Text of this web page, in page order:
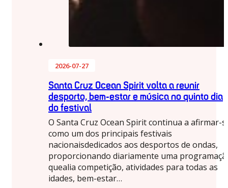
2026-07-27
Santa Cruz Ocean Spirit volta a reunir
desporto, bem-estar e música no quinto dia
do festival
O Santa Cruz Ocean Spirit continua a afirmar-
como um dos principais festivais
nacionaisdedicados aos desportos de ondas,
proporcionando diariamente uma
quealia competição, atividades para todas as
idades, bem-estar…